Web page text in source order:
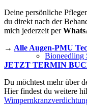
Bioneedling
Deine persönliche
du direkt nach der
mich jederzeit per
→ Alle Augen-PMU
JETZT TERMIN
Du möchtest mehr über
Hier findest du weitere